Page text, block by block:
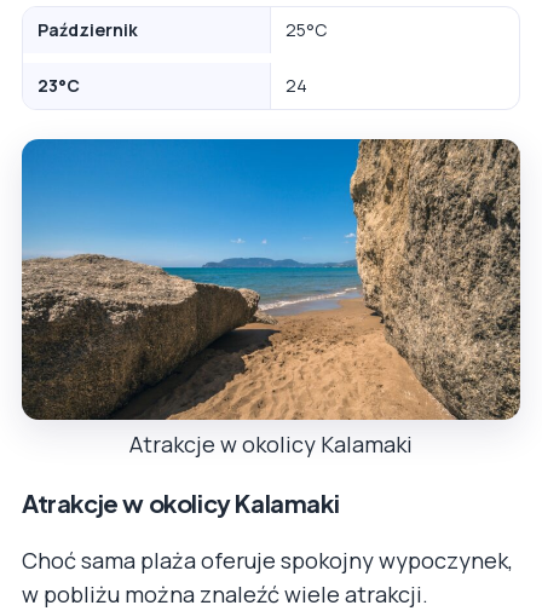
Październik 25°C
23°C 24
Atrakcje w okolicy Kalamaki
Atrakcje w okolicy Kalamaki
Choć sama plaża oferuje spokojny wypoczynek,
w pobliżu można znaleźć wiele atrakcji.